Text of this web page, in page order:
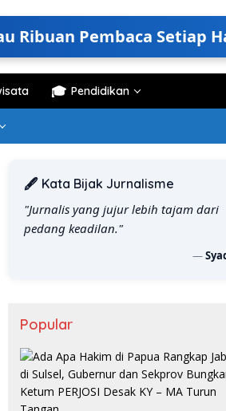
Ribuan Pembaca Setiap
🎓 Pendidikan
🖋️ Kata Bijak Jurnalisme
"Jurnalis yang jujur lebih tajam dari
pedang keadilan."
—
Popular